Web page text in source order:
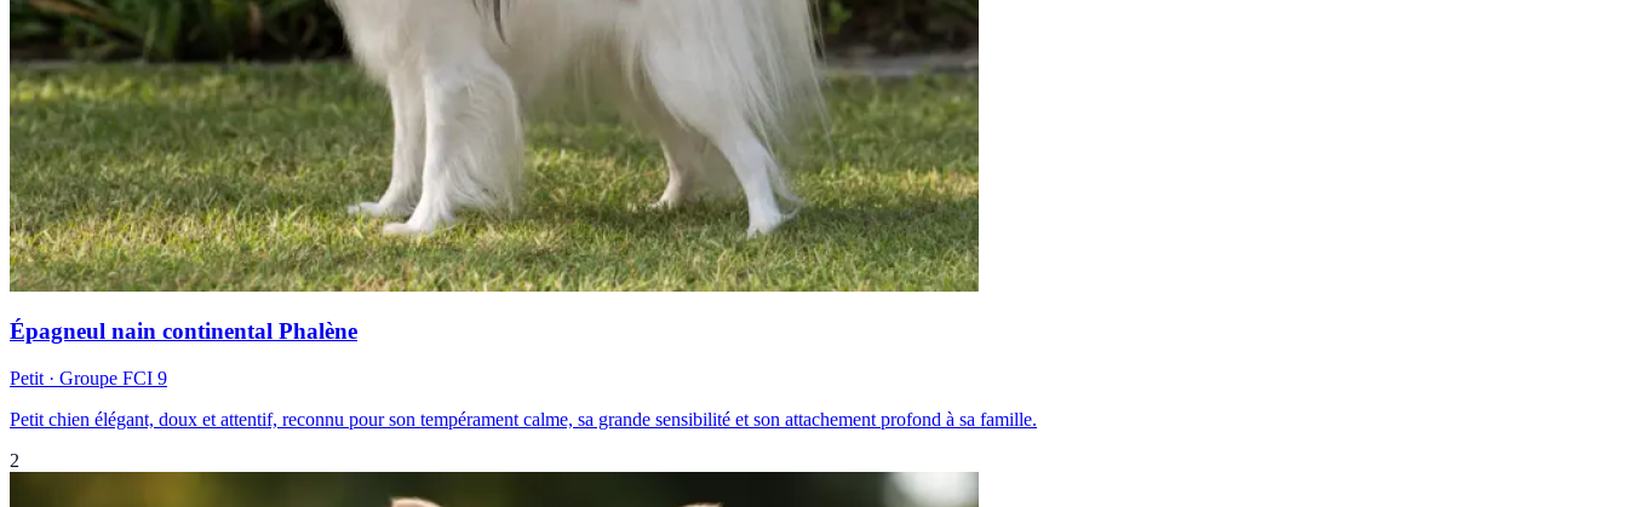
Épagneul nain continental Phalène
Petit · Groupe FCI 9
Petit chien élégant, doux et attentif, reconnu pour son tempérament calme, sa grande sensibilité et son attachement profond à sa famille.
2